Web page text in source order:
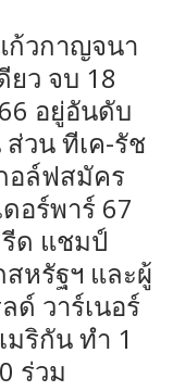
ก้วกาญจนา
ยว จบ 18
อยู่อันดับ
วน ทีเค-รัช
ล์ฟสมัคร
อร์พาร์ 67
ด แชมป์
สหรัฐฯ และผู้
ด์ วาร์เนอร์
มริกัน ทำ 1
ร่วม